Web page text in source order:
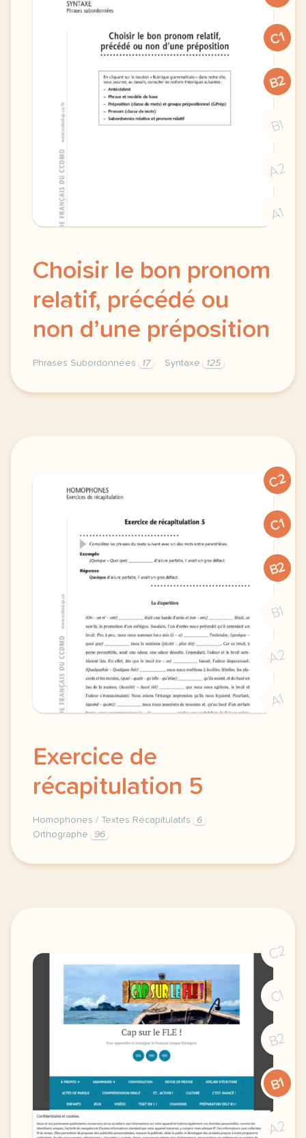
C1
B2
B1
A2
A1
Choisir le bon pronom
relatif, précédé ou
non d’une préposition
Phrases Subordonnées 17 Syntaxe 125
choisir le bon pronom relatif syntaxe precede ou
C2
C1
B2
B1
A2
A1
Exercice de
récapitulation 5
Homophones / Textes Récapitulatifs
6
Orthographe
96
homophones homophones exercice de
C2
C1
B2
B1
A2